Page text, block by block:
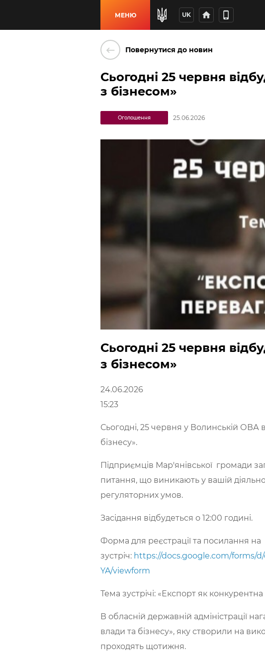
МЕНЮ UK home phone_iphone
keyboard_backspace Повернутися до новин
Сьогодні 25 червня
з бізнесом»
Оголошення 25.06.2026
Сьогодні 25 червня
з бізнесом»
24.06.2026
15:23
Сьогодні, 25 червня у Волинській ОВА
бізнесу».
Підприємців Мар'янівської громади
питання, що виникають у вашій
регуляторних умов.
Засідання відбудеться о 12:00 годині.
Форма для реєстрації та посилання на
зустріч: https://docs.google.com/forms/
YA/viewform
Тема зустрічі: «Експорт як
В обласній державній адміністрації
влади та бізнесу», яку створили на
проходять щотижня.